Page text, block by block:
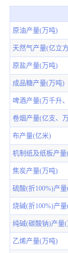
原油产量(万吨)
天然气产量(亿立
原盐产量(万吨)
成品糖产量(万吨)
啤酒产量(万千升
卷烟产量(亿支、
布产量(亿米)
机制纸及纸板产量
焦炭产量(万吨)
硫酸(折100%)产
烧碱(折100%)产
纯碱(碳酸钠)产量
乙烯产量(万吨)